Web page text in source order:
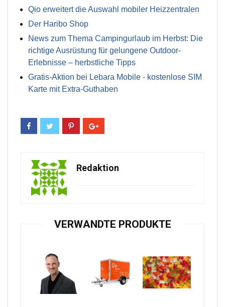
Qio erweitert die Auswahl mobiler Heizzentralen
Der Haribo Shop
News zum Thema Campingurlaub im Herbst: Die
richtige Ausrüstung für gelungene Outdoor-
Erlebnisse – herbstliche Tipps
Gratis-Aktion bei Lebara Mobile - kostenlose SIM
Karte mit Extra-Guthaben
Redaktion
VERWANDTE PRODUKTE